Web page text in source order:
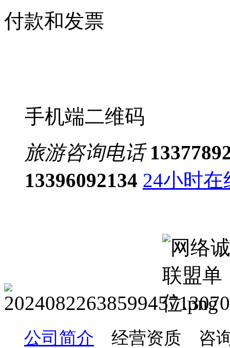
付款和发票
手机端二维码
旅游咨询电话
13396092134 24小时在
公司简介 经营资质 咨